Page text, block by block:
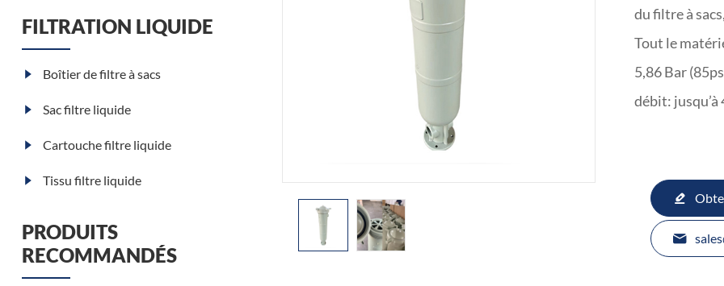
FILTRATION LIQUIDE
Boîtier de filtre à sacs
Sac filtre liquide
Cartouche filtre liquide
Tissu filtre liquide
PRODUITS
RECOMMANDÉS
du filtre à
Tout le
5,86 Bar
débit: jusqu’à